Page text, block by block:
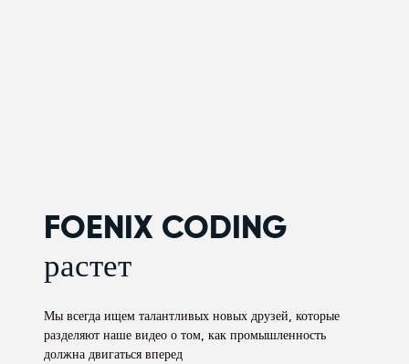
FOENIX CODING
растет
Мы всегда ищем талантливых новых друзей, которые
разделяют наше видео о том, как промышленность
должна двигаться вперед